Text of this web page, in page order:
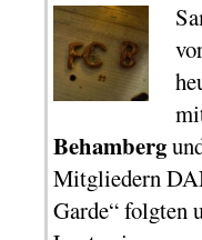
Behamberg
Mitgliedern
Garde“ folgten